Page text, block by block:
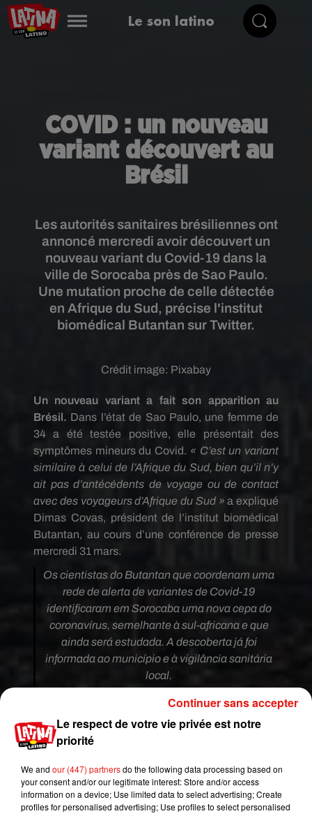
Le son latino
COVID : un nouveau
variant découvert au
Brésil
Les autorités sanitaires brésiliennes ont
annoncé mercredi avoir découvert un
nouveau variant du Covid-19 dans la
ville de Sorocaba près de Sao Paulo.
Une mutation proche de celle détectée
en Afrique du Sud, précise l'institut
biomédical Butantan sur Twitter.
Crédit image: Pixabay
Un nouveau variant a fait son apparition au
Brésil. Dans l’état de Sao Paulo, une femme de
34 a été testée positive, elle présentait des
symptômes mineurs du Covid. « C’est un variant
similaire à celui de l’Afrique du Sud, bien qu’il n’y
ait pas d’antécédents de voyage ou de contact
avec des voyageurs d’Afrique du Sud »a expliqué
Dimas Covas, président de l’institut biomédical
Butantan, au cours d’une conférence de presse
mercredi 31 mars.
Os cientistas do Butantan que coordenam uma
rede de alerta de variantes de Covid-19
identificaram em Sorocaba uma nova cepa do
coronavírus, semelhante à sul-africana e que
ainda será estudada. A descoberta já foi
informada ao município e à vigilância sanitária
local.
— Instituto Butantan (@butantanoficial)March
Le Brésildoit déjà faire face à
détecté en janvierdernier.« Il est possible que ce
soit l'évolution de notre variant P.1, vers la
mutation d’un variant sud-africain »a déclaré
Le respect de votre vie privée est notre
priorité
We and our (447) partnersdo the following data processing based on
your consent and/or our legitimate interest: Store and/or access
information on a device; Use limited data to select advertising; Create
profiles for personalised advertising; Use profiles to select personalised
Continuer sans accepter